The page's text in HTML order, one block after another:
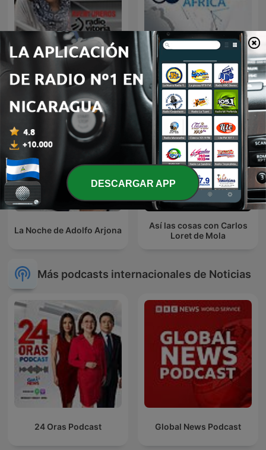
DW Notícias - Português
para África
La Noche de Adolfo Arjona
Así las cosas con Carlos
Loret de Mola
Más podcasts internacionales de Noticias
24 Oras Podcast Global News Podcast
DESCARGAR APP